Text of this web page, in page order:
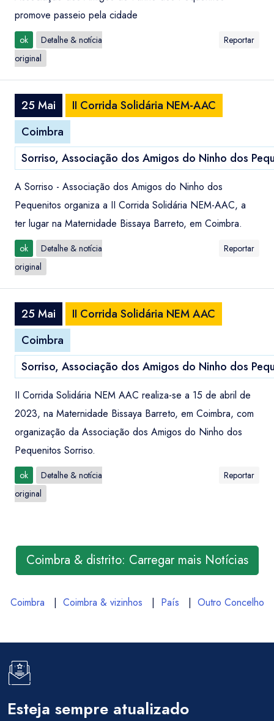
promove passeio pela cidade
ok
Detalhe & notícia
original
Reportar
25 Mai
II Corrida Solidária NEM-AAC
Coimbra
Sorriso, Associação dos Amigos do Ninho dos
A Sorriso - Associação dos Amigos do Ninho dos
Pequenitos organiza a II Corrida Solidária NEM-AAC, a
ter lugar na Maternidade Bissaya Barreto, em Coimbra.
ok
Detalhe & notícia
original
Reportar
25 Mai
II Corrida Solidária NEM AAC
Coimbra
Sorriso, Associação dos Amigos do Ninho dos
II Corrida Solidária NEM AAC realiza-se a 15 de abril de
2023, na Maternidade Bissaya Barreto, em Coimbra, com
organização da Associação dos Amigos do Ninho dos
Pequenitos Sorriso.
ok
Detalhe & notícia
original
Reportar
Coimbra & distrito: Carregar mais Notícias
Coimbra | Coimbra & vizinhos | País | Outro Concelho
Esteja sempre atualizado